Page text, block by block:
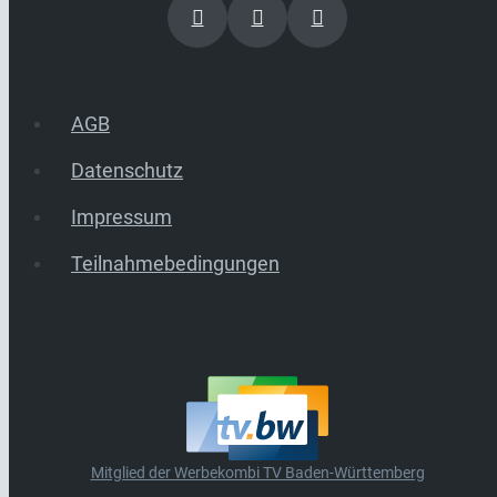
AGB
Datenschutz
Impressum
Teilnahmebedingungen
Mitglied der Werbekombi TV Baden-Württemberg